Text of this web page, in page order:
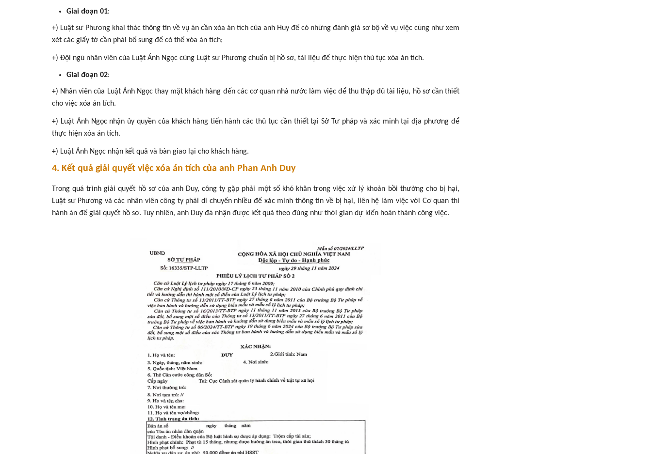
Giai đoạn 01:
+) Luật sư Phương khai thác thông tin về vụ án cần xóa án tích của anh Huy để có những đánh giá sơ bộ về vụ việc cũng như xem
xét các giấy tờ cần phải bổ sung để có thể xóa án tích;
+) Đội ngũ nhân viên của Luật Ánh Ngọc cùng Luật sư Phương chuẩn bị hồ sơ, tài liệu để thực hiện thủ tục xóa án tích.
Giai đoạn 02:
+) Nhân viên của Luật Ánh Ngọc thay mặt khách hàng đến các cơ quan nhà nước làm việc để thu thập đủ tài liệu, hồ sơ cần thiết
cho việc xóa án tích.
+) Luật Ánh Ngọc nhận ủy quyền của khách hàng tiến hành các thủ tục cần thiết tại Sở Tư pháp và xác minh tại địa phương để
thực hiện xóa án tích.
+) Luật Ánh Ngọc nhận kết quả và bàn giao lại cho khách hàng.
4. Kết quả giải quyết việc xóa án tích của anh Phan Anh Duy
Trong quá trình giải quyết hồ sơ của anh Duy, công ty gặp phải một số khó khăn trong việc xử lý khoản bồi thường cho bị hại,
Luật sư Phương và các nhân viên công ty phải di chuyển nhiều để xác minh thông tin về bị hại, liên hệ làm việc với Cơ quan thi
hành án để giải quyết hồ sơ. Tuy nhiên, anh Duy đã nhận được kết quả theo đúng như thời gian dự kiến hoàn thành công việc.